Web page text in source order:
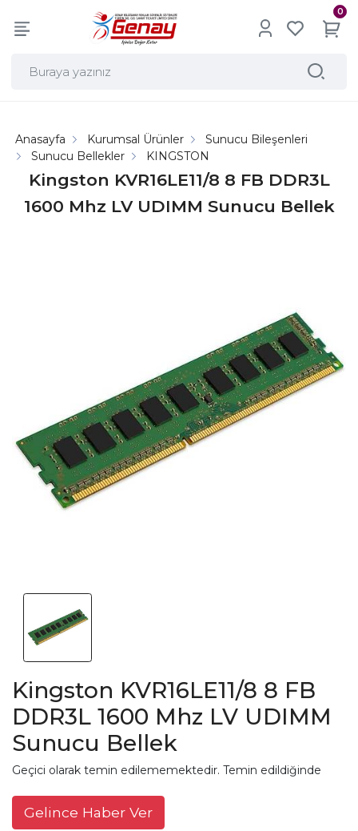
0
Kingston KVR16LE11/8 8 FB DDR3L
1600 Mhz LV UDIMM Sunucu Bellek
Anasayfa Kurumsal Ürünler
Sunucu Bileşenleri
Sunucu Bellekler
KINGSTON
Kingston KVR16LE11/8 8 FB
DDR3L 1600 Mhz LV UDIMM
Sunucu Bellek
Geçici olarak temin edilememektedir. Temin edildiğinde
Gelince Haber Ver